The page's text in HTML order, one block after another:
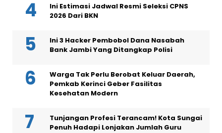
Ini Estimasi Jadwal Resmi Seleksi CPNS
2026 Dari BKN
Ini 3 Hacker Pembobol Dana Nasabah
Bank Jambi Yang Ditangkap Polisi
Warga Tak Perlu Berobat Keluar Daerah,
Pemkab Kerinci Geber Fasilitas
Kesehatan Modern
Tunjangan Profesi Terancam! Kota Sungai
Penuh Hadapi Lonjakan Jumlah Guru